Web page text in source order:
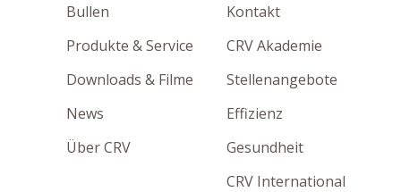
Bullen
Produkte & Service
Downloads & Filme
News
Über CRV
Kontakt
CRV Akademie
Stellenangebote
Effizienz
Gesundheit
CRV International